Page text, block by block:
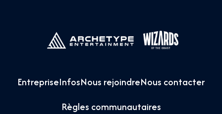
EntrepriseInfosNous rejoindreNous contacter
Règles communautaires